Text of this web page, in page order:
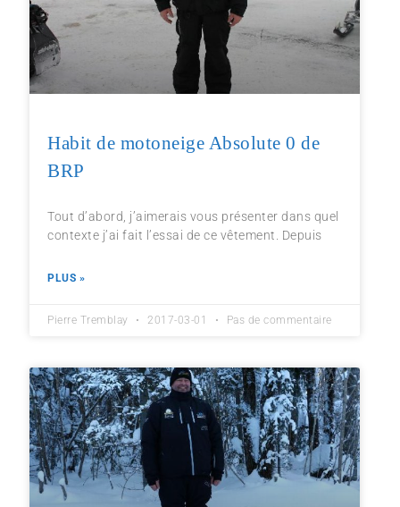
Habit de motoneige Absolute 0 de
BRP
Tout d’abord, j’aimerais vous présenter dans quel
contexte j’ai fait l’essai de ce vêtement. Depuis
PLUS »
Pierre Tremblay 2017-03-01 Pas de commentaire